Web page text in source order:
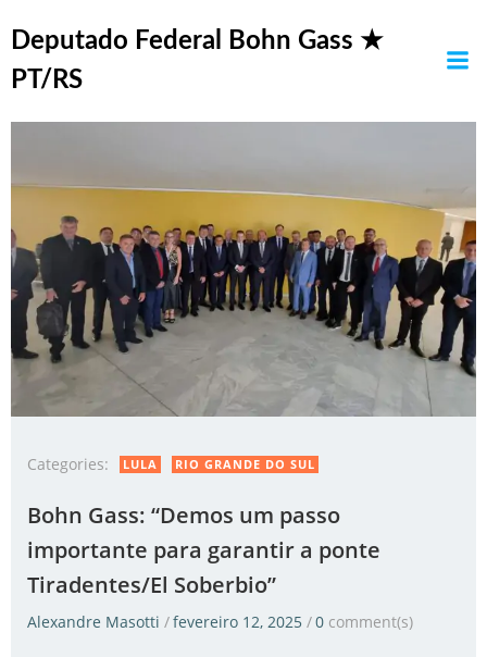
para
Deputado Federal Bohn Gass ★
PT/RS
Posts in transporte
Categories: LULA RIO GRANDE DO SUL
Bohn Gass: “Demos um passo
importante para garantir a ponte
Tiradentes/El Soberbio”
Alexandre Masotti /fevereiro 12, 2025 /0 comment(s)